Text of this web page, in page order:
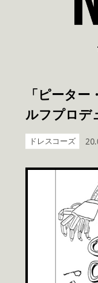
「ピータ
ルフプロデ
ドレスコーズ